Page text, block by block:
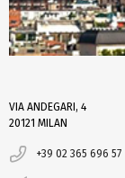
VIA ANDEGARI, 4
20121 MILAN
+39 02 365 696 57